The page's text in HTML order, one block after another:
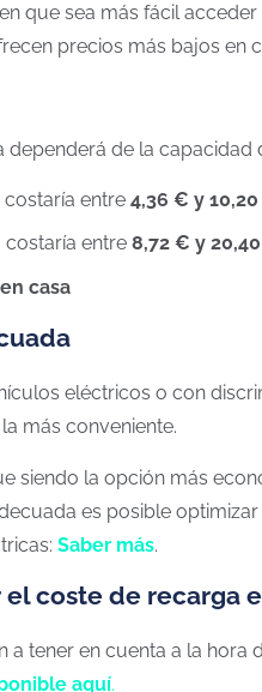
que sea más fácil
precios más bajos en
de la capacidad
costaría entre 4,36 € y
costaría entre 8,72 € y
casa
eléctricos o con
más conveniente.
siendo la opción más
es posible
Saber más.
coste de recarga
tener en cuenta a la hora
aquí.